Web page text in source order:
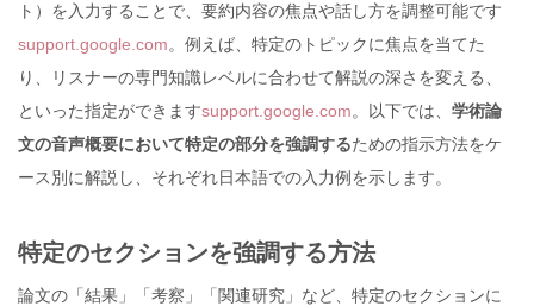
ト）を入力することで、要約内容の焦点や話し方を調整可能です
support.google.com。例えば、特定のトピックに焦点を当てた
り、リスナーの専門知識レベルに合わせて解説の深さを変える、
といった指定ができますsupport.google.com。以下では、 学術論
文の音声概要において特定の部分を強調するための指示方法をケ
ース別に解説し、それぞれ日本語での入力例を示します。
特定のセクションを強調する方法
論文の「結果」「考察」「関連研究」など、特定のセクションに